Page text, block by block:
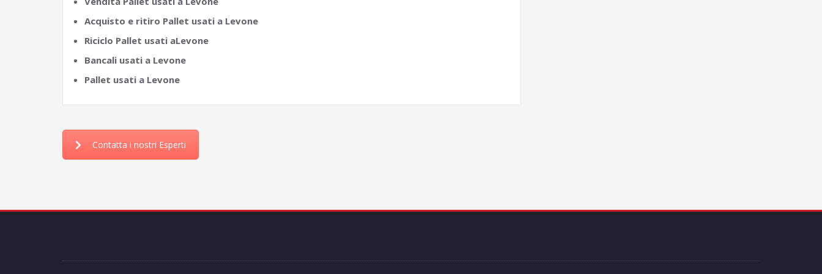
Acquisto e ritiro Pallet usati a Levone
Riciclo Pallet usati aLevone
Bancali usati a Levone
Pallet usati a Levone
Contatta i nostri Esperti